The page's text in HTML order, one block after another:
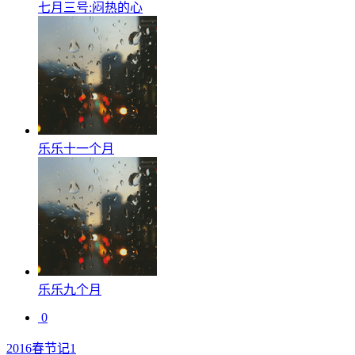
七月三号:闷热的心
乐乐十一个月
乐乐九个月
0
2016春节记1